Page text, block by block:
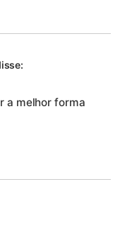
a melhor forma